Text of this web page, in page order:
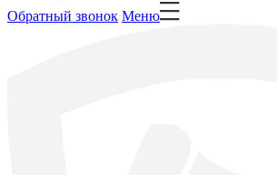
Обратный звонок Меню